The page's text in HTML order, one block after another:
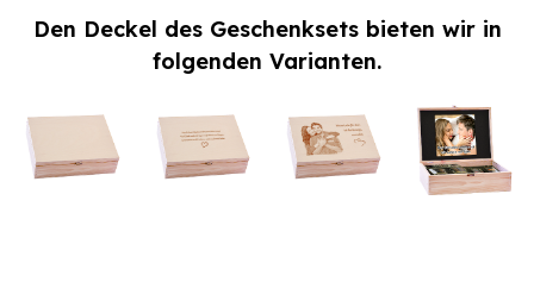
Den Deckel des Geschenksets bieten wir in
folgenden Varianten.